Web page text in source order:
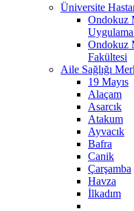
Üniversite
Ondokuz
Uygulama
Ondokuz
Fakültesi
Aile Sağlığı
19 Mayıs
Alaçam
Asarcık
Atakum
Ayvacık
Bafra
Canik
Çarşamba
Havza
İlkadım